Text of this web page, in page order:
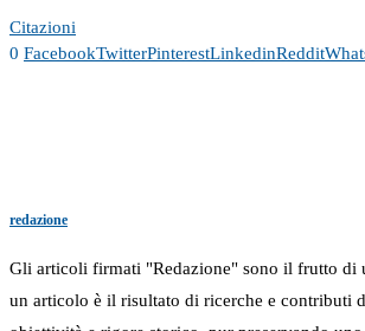
Citazioni
0 FacebookTwitterPinterestLinkedinReddit
redazione
Gli articoli firmati "Redazione" sono il frutto di
un articolo è il risultato di ricerche e contributi